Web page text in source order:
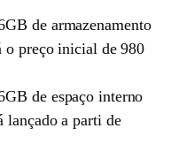
de armazenamento
preço inicial de 980
de espaço interno
lançado a parti de